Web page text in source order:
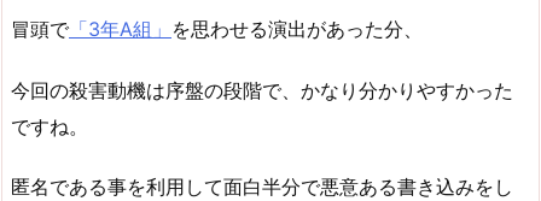
冒頭で「3年A組」 を思わせる演出があった分、
今回の殺害動機は序盤の段階で、かなり分かりやすかった
ですね。
匿名である事を利用して面白半分で悪意ある書き込みをし